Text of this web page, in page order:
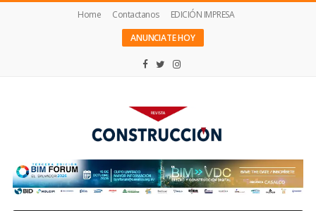
Home Contactanos
EDICIÓN IMPRESA
ANUNCIATE HOY
Construcción